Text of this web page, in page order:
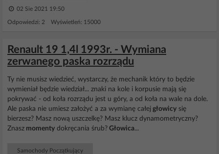
02 Sie 2021 19:50
Odpowiedzi: 2 Wyświetleń: 15000
Renault 19 1,4l 1993r. - Wymiana
zerwanego paska rozrządu
Ty nie musisz wiedzieć, wystarczy, że mechanik który to będzie
wymieniał będzie wiedział... znaki na kole i korpusie mają się
pokrywać - od koła rozrządu jest u góry, a od koła na wale na dole.
Ale paska nie umiesz założyć a za wymianę całej głowicy się
bierzesz? Masz nową uszczelkę? Masz klucz dynamometryczny?
Znasz momenty dokręcania śrub? Głowica...
Samochody Początkujący